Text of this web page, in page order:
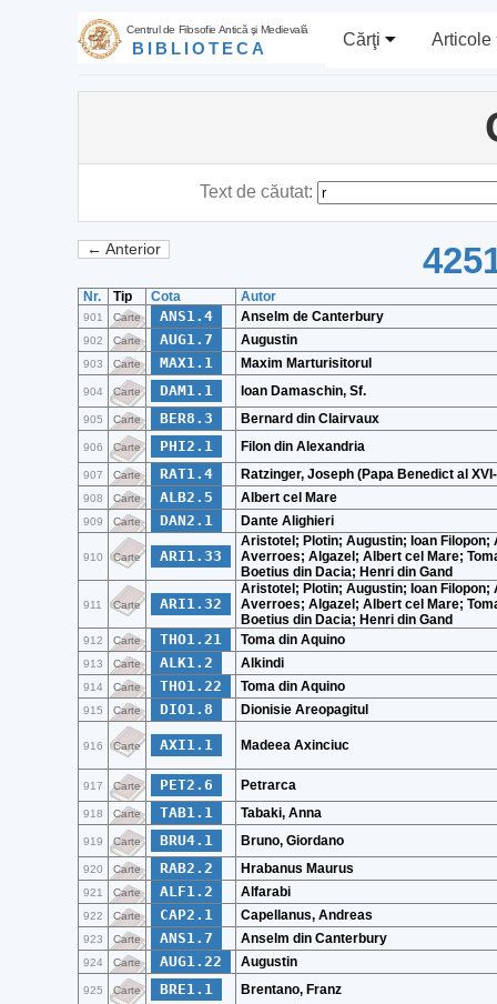
Centrul de Filosofie Antică şi Medievală
BIBLIOTECA Cărţi Articole
Text de căutat:
← Anterior
Nr. Tip Cota Autor
901 Carte ANS1.4 Anselm de Canterbury
902 Carte AUG1.7 Augustin
903 Carte MAX1.1 Maxim Marturisitorul
904 Carte DAM1.1 Ioan Damaschin, Sf.
905 Carte BER8.3 Bernard din Clairvaux
906 Carte PHI2.1 Filon din Alexandria
907 Carte RAT1.4 Ratzinger, Joseph (Papa Benedict al
908 Carte ALB2.5 Albert cel Mare
909 Carte DAN2.1 Dante Alighieri
910 Carte ARI1.33
Aristotel; Plotin; Augustin; Ioan
Averroes; Algazel; Albert cel Mare;
Boetius din Dacia; Henri din Gand
911 Carte ARI1.32
Aristotel; Plotin; Augustin; Ioan
Averroes; Algazel; Albert cel Mare;
Boetius din Dacia; Henri din Gand
912 Carte THO1.21 Toma din Aquino
913 Carte ALK1.2 Alkindi
914 Carte THO1.22 Toma din Aquino
915 Carte DIO1.8 Dionisie Areopagitul
916 Carte AXI1.1 Madeea Axinciuc
917 Carte PET2.6 Petrarca
918 Carte TAB1.1 Tabaki, Anna
919 Carte BRU4.1 Bruno, Giordano
920 Carte RAB2.2 Hrabanus Maurus
921 Carte ALF1.2 Alfarabi
922 Carte CAP2.1 Capellanus, Andreas
923 Carte ANS1.7 Anselm din Canterbury
924 Carte AUG1.22 Augustin
925 Carte BRE1.1 Brentano, Franz